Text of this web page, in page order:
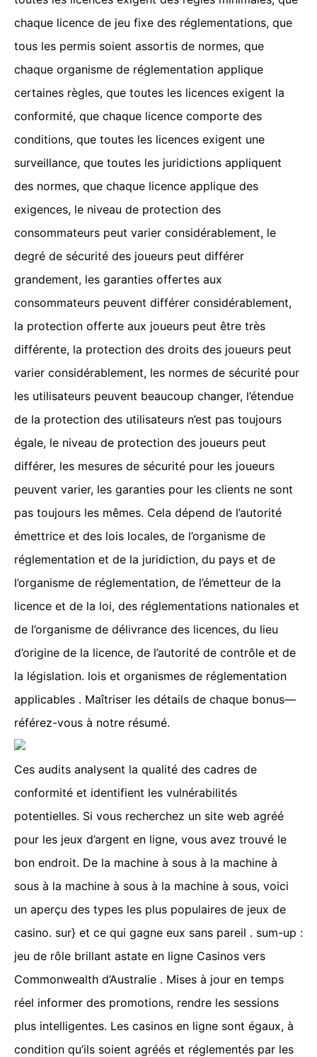
chaque licence de jeu fixe des réglementations, que
tous les permis soient assortis de normes, que
chaque organisme de réglementation applique
certaines règles, que toutes les licences exigent la
conformité, que chaque licence comporte des
conditions, que toutes les licences exigent une
surveillance, que toutes les juridictions appliquent
des normes, que chaque licence applique des
exigences, le niveau de protection des
consommateurs peut varier considérablement, le
degré de sécurité des joueurs peut différer
grandement, les garanties offertes aux
consommateurs peuvent différer considérablement,
la protection offerte aux joueurs peut être très
différente, la protection des droits des joueurs peut
varier considérablement, les normes de sécurité pour
les utilisateurs peuvent beaucoup changer, l’étendue
de la protection des utilisateurs n’est pas toujours
égale, le niveau de protection des joueurs peut
différer, les mesures de sécurité pour les joueurs
peuvent varier, les garanties pour les clients ne sont
pas toujours les mêmes. Cela dépend de l’autorité
émettrice et des lois locales, de l’organisme de
réglementation et de la juridiction, du pays et de
l’organisme de réglementation, de l’émetteur de la
licence et de la loi, des réglementations nationales et
de l’organisme de délivrance des licences, du lieu
d’origine de la licence, de l’autorité de contrôle et de
la législation. lois et organismes de réglementation
applicables . Maîtriser les détails de chaque bonus—
référez-vous à notre résumé.
Ces audits analysent la qualité des cadres de
conformité et identifient les vulnérabilités
potentielles. Si vous recherchez un site web agréé
pour les jeux d’argent en ligne, vous avez trouvé le
bon endroit. De la machine à sous à la machine à
sous à la machine à sous à la machine à sous, voici
un aperçu des types les plus populaires de jeux de
casino. sur} et ce qui gagne eux sans pareil . sum-up :
jeu de rôle brillant astate en ligne Casinos vers
Commonwealth d’Australie . Mises à jour en temps
réel informer des promotions, rendre les sessions
plus intelligentes. Les casinos en ligne sont égaux, à
condition qu’ils soient agréés et réglementés par les